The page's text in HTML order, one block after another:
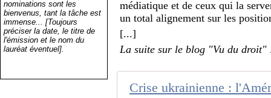
nominations sont les
bienvenus, tant la tâche est
immense... [Toujours
préciser la date, le titre de
l'émission et le nom du
lauréat éventuel].
médiatique et de ceux qui la
un total alignement sur les
[...]
La suite sur le blog "Vu du droit"